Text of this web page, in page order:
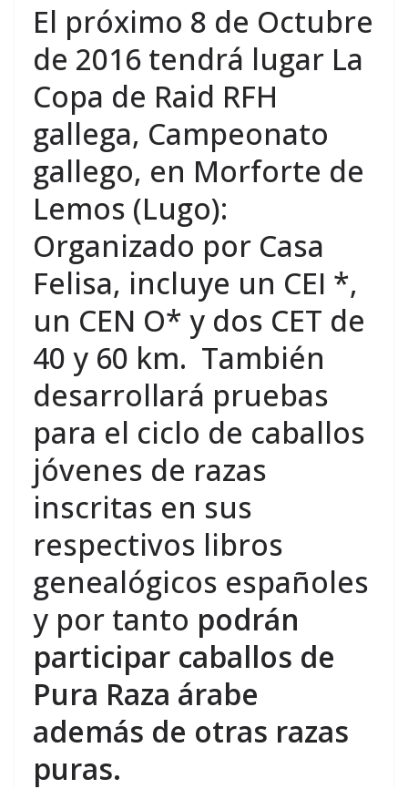
El próximo 8 de Octubre
de 2016 tendrá lugar La
Copa de Raid RFH
gallega, Campeonato
gallego, en Morforte de
Lemos (Lugo):
Organizado por Casa
Felisa, incluye un CEI *,
un CEN O* y dos CET de
40 y 60 km. También
desarrollará pruebas
para el ciclo de caballos
jóvenes de razas
inscritas en sus
respectivos libros
genealógicos españoles
y por tanto podrán
participar caballos de
Pura Raza árabe
además de otras razas
puras.